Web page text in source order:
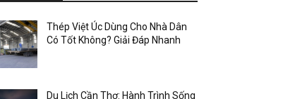
Thép Việt Úc Dùng Cho Nhà Dân
Có Tốt Không? Giải Đáp Nhanh
Du Lịch Cần Thơ: Hành Trình Sống